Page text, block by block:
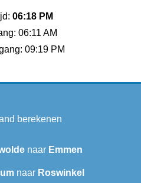
06:18 PM
06:11 AM
09:19 PM
berekenen
naar Emmen
naar Roswinkel